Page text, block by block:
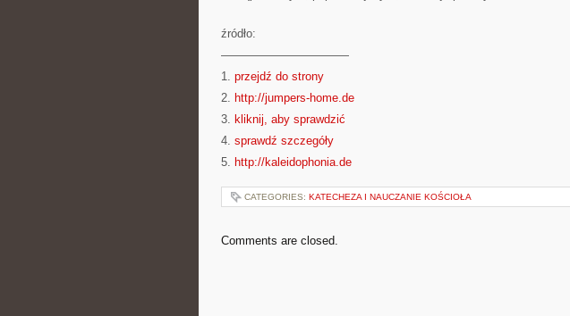
źródło:
———————————
1. przejdź do strony
2. http://jumpers-home.de
3. kliknij, aby sprawdzić
4. sprawdź szczegóły
5. http://kaleidophonia.de
CATEGORIES: KATECHEZA I NAUCZANIE KOŚCIOŁA
Comments are closed.